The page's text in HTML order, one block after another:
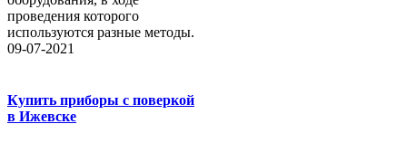
проведения которого
используются разные методы.
09-07-2021
Купить приборы с поверкой
в Ижевске